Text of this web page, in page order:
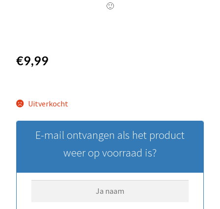
🙂
€9,99
Uitverkocht
E-mail ontvangen als het product
weer op voorraad is?